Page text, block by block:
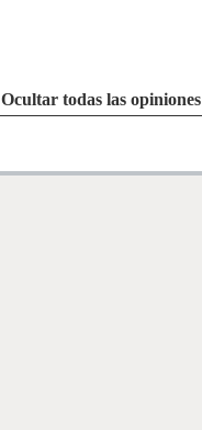
Ocultar todas las opiniones